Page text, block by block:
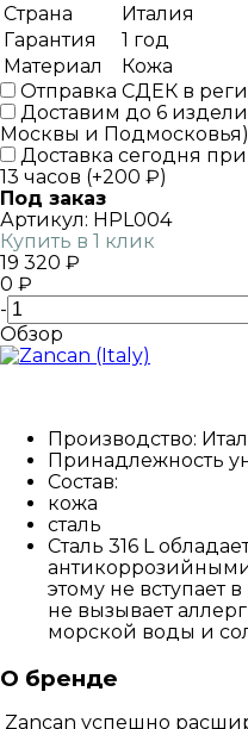
Страна
Италия
Гарантия
1 год
Материал
Кожа
Отправка СДЕК в
Доставим до 6
Москвы и Подмосковья)
Доставка сегодня
13 часов (+200 ₽)
Под заказ
Артикул: HPL004
Купить в 1 клик
19 320 ₽
0 ₽
-
Обзор
Производство:
Принадлежность
Состав:
кожа
сталь
Сталь 316 L
этому не вступает
не вызывает
морской воды и
О бренде
Zancan успешно